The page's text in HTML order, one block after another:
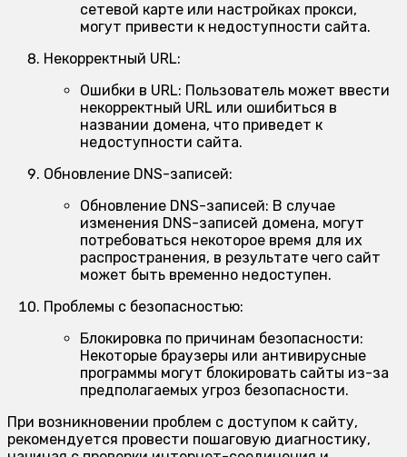
сетевой карте или настройках прокси,
могут привести к недоступности сайта.
Некорректный URL:
Ошибки в URL: Пользователь может ввести
некорректный URL или ошибиться в
названии домена, что приведет к
недоступности сайта.
Обновление DNS-записей:
Обновление DNS-записей: В случае
изменения DNS-записей домена, могут
потребоваться некоторое время для их
распространения, в результате чего сайт
может быть временно недоступен.
Проблемы с безопасностью:
Блокировка по причинам безопасности:
Некоторые браузеры или антивирусные
программы могут блокировать сайты из-за
предполагаемых угроз безопасности.
При возникновении проблем с доступом к сайту,
рекомендуется провести пошаговую диагностику,